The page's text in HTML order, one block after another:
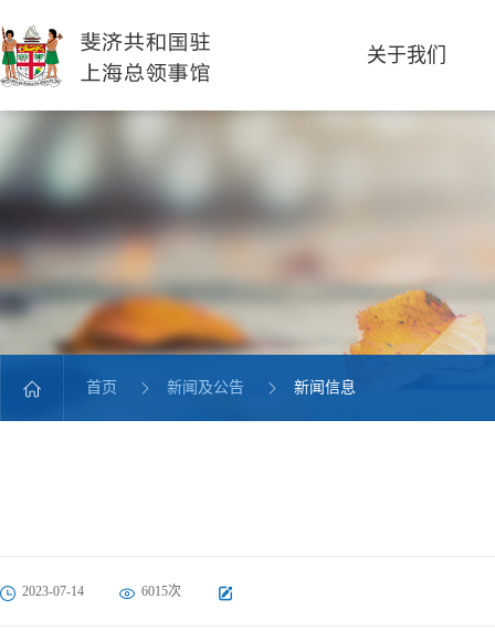
关于我们
首页 新闻及公告 新闻信息
2023-07-14 6015次